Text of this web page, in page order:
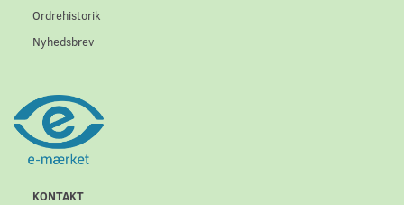
Ordrehistorik
Nyhedsbrev
KONTAKT